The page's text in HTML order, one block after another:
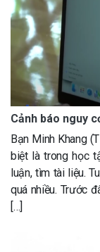
Cảnh báo nguy
Bạn Minh Khang
biệt là trong học
luận, tìm tài liệu.
quá nhiều. Trước
[…]